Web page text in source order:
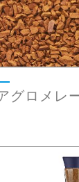
グロメレ